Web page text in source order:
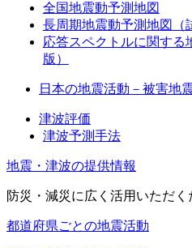
全国地震動予測地図
長周期地震動予測地図（
応答スペクトルに関する
版）
日本の地震活動－被害地
津波評価
津波予測手法
地震・津波の提供情報
防災・減災に広く活用いただく
都道府県ごとの地震活動